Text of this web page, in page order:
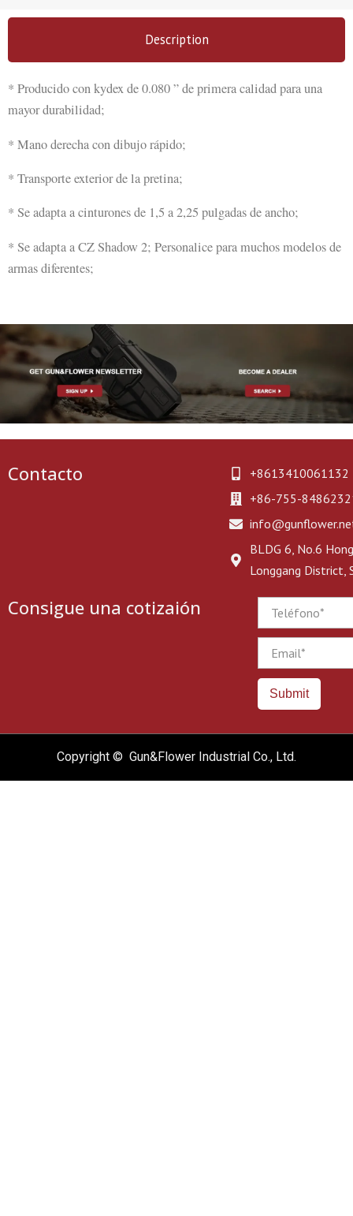
Description
* Producido con kydex de 0.080 ” de primera calidad para una
mayor durabilidad;
* Mano derecha con dibujo rápido;
* Transporte exterior de la pretina;
* Se adapta a cinturones de 1,5 a 2,25 pulgadas de ancho;
* Se adapta a CZ Shadow 2; Personalice para muchos modelos de
armas diferentes;
Contacto
+8613410061132
+86-755-
BLDG 6, No.6
Longgang District,
Consigue una cotizaión
Submit
Copyright © Gun&Flower Industrial Co., Ltd.